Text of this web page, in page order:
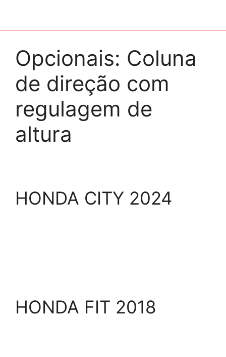
Opcionais: Coluna
de direção com
regulagem de
altura
HONDA CITY 2024
HONDA FIT 2018